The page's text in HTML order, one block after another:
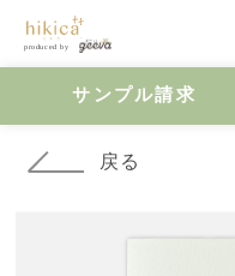
サンプル請求
戻る